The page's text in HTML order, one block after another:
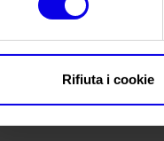
Rifiuta i cookie